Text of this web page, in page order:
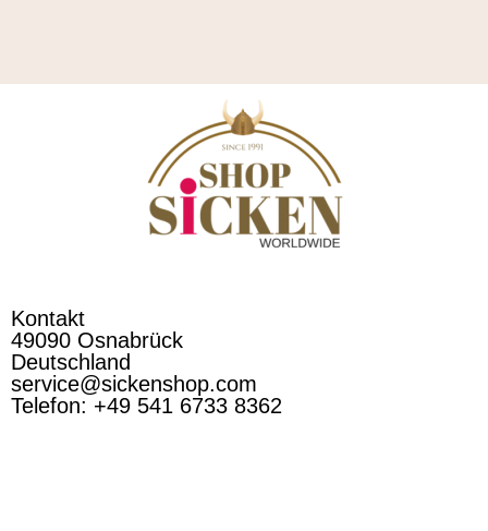
Kontakt
49090 Osnabrück
Deutschland
service@sickenshop.com
Telefon: +49 541 6733 8362